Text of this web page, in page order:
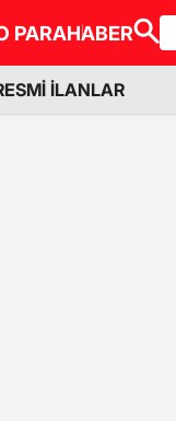
PARAHABER
İLANLAR